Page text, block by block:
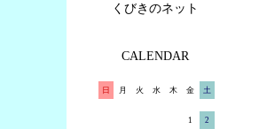
くびきのネット
CALENDAR
日 月 火 水 木 金 土
1 2